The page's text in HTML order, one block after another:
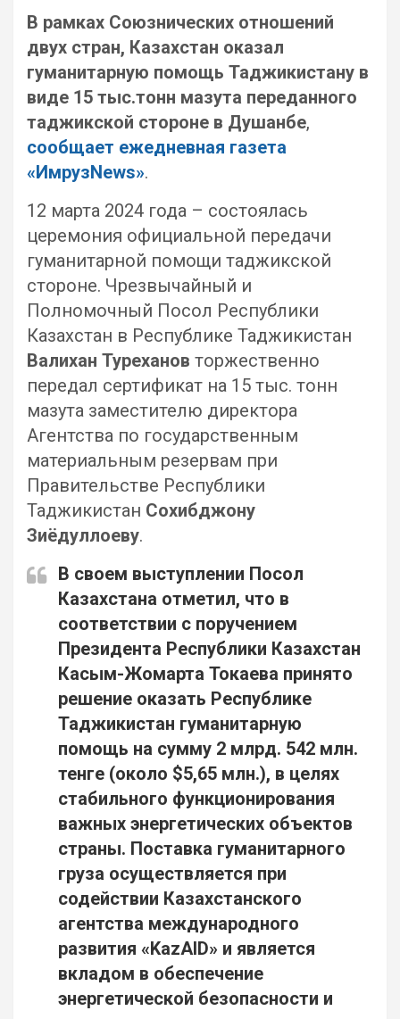
В рамках Союзнических отношений
двух стран, Казахстан оказал
гуманитарную помощь Таджикистану в
виде 15 тыс.тонн мазута переданного
таджикской стороне в Душанбе,
сообщает ежедневная газета
«ИмрузNews».
12 марта 2024 года – состоялась
церемония официальной передачи
гуманитарной помощи таджикской
стороне. Чрезвычайный и
Полномочный Посол Республики
Казахстан в Республике Таджикистан
Валихан Туреханов торжественно
передал сертификат на 15 тыс. тонн
мазута заместителю директора
Агентства по государственным
материальным резервам при
Правительстве Республики
Таджикистан Сохибджону
Зиёдуллоеву.
В своем выступлении Посол
Казахстана отметил, что в
соответствии с поручением
Президента Республики Казахстан
Касым-Жомарта Токаева принято
решение оказать Республике
Таджикистан гуманитарную
помощь на сумму 2 млрд. 542 млн.
тенге (около $5,65 млн.), в целях
стабильного функционирования
важных энергетических объектов
страны. Поставка гуманитарного
груза осуществляется при
содействии Казахстанского
агентства международного
развития «KazAID» и является
вкладом в обеспечение
энергетической безопасности и